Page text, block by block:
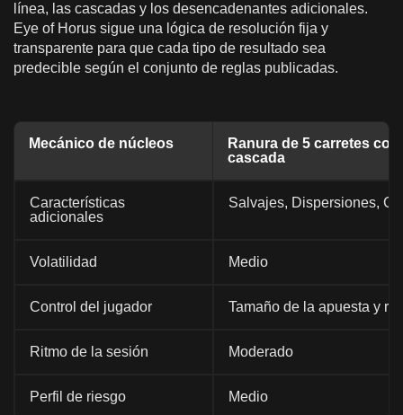
línea, las cascadas y los desencadenantes adicionales.
Eye of Horus sigue una lógica de resolución fija y
transparente para que cada tipo de resultado sea
predecible según el conjunto de reglas publicadas.
Mecánico de núcleos
Ranura de 5 carretes
cascada
Características
adicionales
Salvajes, Dispersiones,
Volatilidad Medio
Control del jugador Tamaño de la apuesta y
Ritmo de la sesión Moderado
Perfil de riesgo Medio